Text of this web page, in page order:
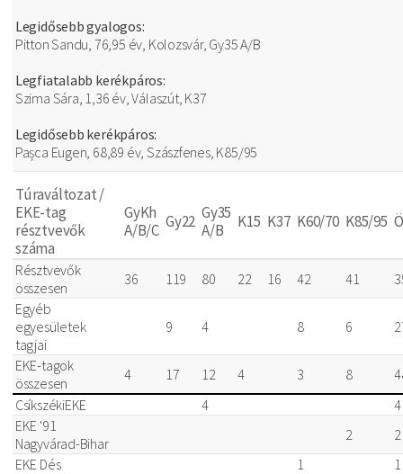
Legidősebb gyalogos:
Pitton Sandu, 76,95 év, Kolozsvár, Gy35 A/B
Legfiatalabb kerékpáros:
Szima Sára, 1,36 év, Válaszút, K37
Legidősebb kerékpáros:
Pașca Eugen, 68,89 év, Szászfenes, K85/95
Túraváltozat /
EKE-tag
résztvevők
száma
GyKh
A/B/C Gy22 Gy35
A/B
K15 K37 K60/70 K85/95
Résztvevők
összesen
36 119 80 22 16 42 41
Egyéb
egyesületek
tagjai
9 4 8 6
EKE-tagok
összesen
4 17 12 4 3 8
CsíkszékiEKE
4
4
EKE '91
Nagyvárad-Bihar
2
2
EKE Dés
1
1